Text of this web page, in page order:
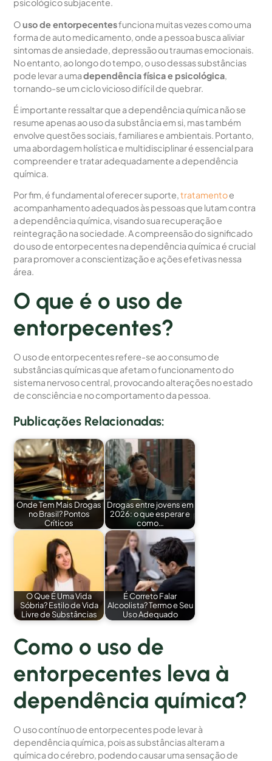
psicológico subjacente.
Ouso de entorpecentesfunciona muitas vezes como uma
forma de auto medicamento, onde a pessoa busca aliviar
sintomas de ansiedade, depressão ou traumas emocionais.
No entanto, ao longo do tempo, o uso dessas substâncias
pode levar a umadependência física e psicológica
tornando-se um ciclo vicioso difícil de quebrar.
É importante ressaltar que a dependência química não se
resume apenas ao uso da substância em si, mas também
envolve questões sociais, familiares e ambientais. Portanto,
uma abordagem holística e multidisciplinar é essencial para
compreender e tratar adequadamente a dependência
química.
Por fim, é fundamental oferecer suporte,tratamentoe
acompanhamento adequados às pessoas que lutam contra
a dependência química, visando sua recuperação e
reintegração na sociedade. A compreensão do significado
do uso de entorpecentes na dependência química é crucial
para promover a conscientização e ações efetivas nessa
área.
O que é o uso de
entorpecentes?
O uso de entorpecentes refere-se ao consumo de
substâncias químicas que afetam o funcionamento do
sistema nervoso central, provocando alterações no estado
de consciência e no comportamento da pessoa.
Publicações Relacionadas:
Onde Tem Mais Drogas
no Brasil? Pontos
Críticos
Drogas entre jovens em
2026: o que esperar e
como…
O Que É Uma Vida
Sóbria? Estilo de Vida
Livre de Substâncias
É Correto Falar
Alcoolista? Termo e Seu
Uso Adequado
Como o uso de
entorpecentes leva à
dependência química?
O uso contínuo de entorpecentes pode levar à
dependência química, pois as substâncias alteram a
química do cérebro, podendo causar uma sensação de